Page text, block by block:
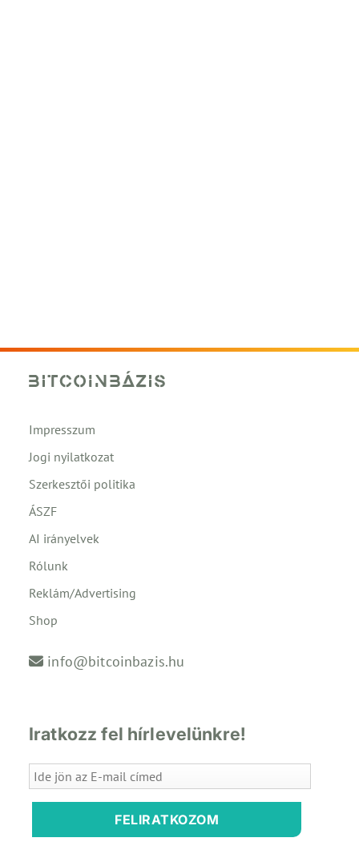
Impresszum
Jogi nyilatkozat
Szerkesztői politika
ÁSZF
AI irányelvek
Rólunk
Reklám/Advertising
Shop
info@bitcoinbazis.hu
Iratkozz fel hírlevelünkre!
FELIRATKOZOM